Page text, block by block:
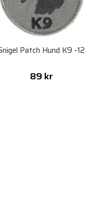
Patch Hund K9 -12
89 kr